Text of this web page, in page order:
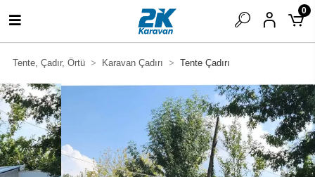
0
Tente, Çadır, Örtü Karavan Çadırı Tente Çadırı